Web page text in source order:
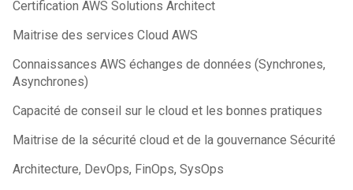
Certification AWS Solutions Architect
Maitrise des services Cloud AWS
Connaissances AWS échanges de données (Synchrones,
Asynchrones)
Capacité de conseil sur le cloud et les bonnes pratiques
Maitrise de la sécurité cloud et de la gouvernance Sécurité
Architecture, DevOps, FinOps, SysOps